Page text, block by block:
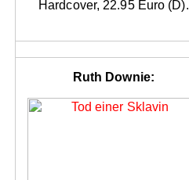
Hardcover, 22.95 Euro (D).
Ruth Downie: